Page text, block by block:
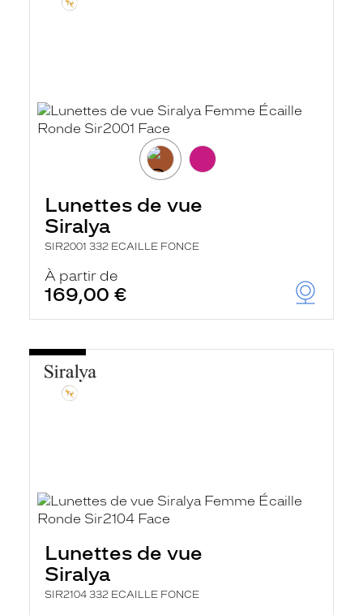
Lunettes de vue
Siralya
SIR2001 332 ECAILLE FONCE
À partir de
169,00 €
Lunettes de vue
Siralya
SIR2104 332 ECAILLE FONCE